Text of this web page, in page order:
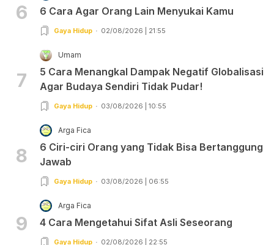
6 6 Cara Agar Orang Lain Menyukai Kamu
Gaya Hidup 02/08/2026 | 21:55
7
Umam
5 Cara Menangkal Dampak Negatif Globalisasi
Agar Budaya Sendiri Tidak Pudar!
Gaya Hidup 03/08/2026 | 10:55
8
Arga Fica
6 Ciri-ciri Orang yang Tidak Bisa Bertanggung
Jawab
Gaya Hidup 03/08/2026 | 06:55
9
Arga Fica
4 Cara Mengetahui Sifat Asli Seseorang
Gaya Hidup 02/08/2026 | 22:55